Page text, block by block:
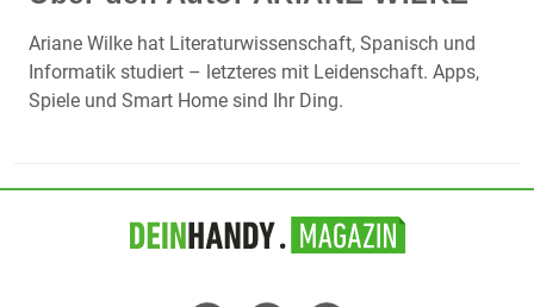
Ariane Wilke hat Literaturwissenschaft, Spanisch und
Informatik studiert – letzteres mit Leidenschaft. Apps,
Spiele und Smart Home sind Ihr Ding.